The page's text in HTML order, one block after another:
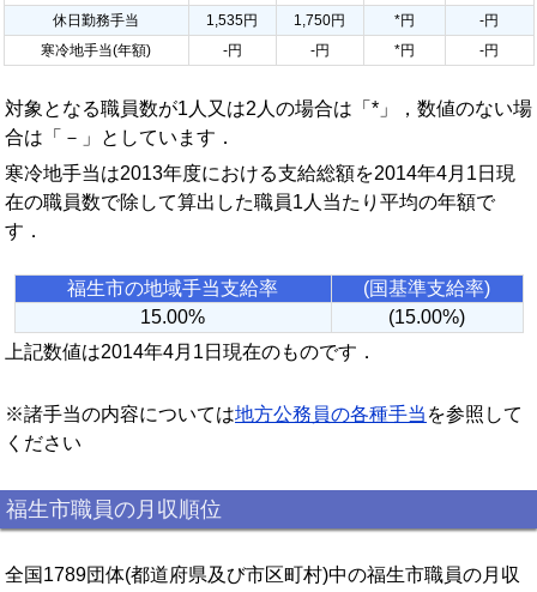
休日勤務手当
1,535円 1,750円 *円
-円
寒冷地手当(年額)
-円 -円 *円 -円
対象となる職員数が1人又は2人の場合は「*」，数値のない場
合は「－」としています．
寒冷地手当は2013年度における支給総額を2014年4月1日現
在の職員数で除して算出した職員1人当たり平均の年額で
す．
福生市の地域手当支給率
(国基準支給率)
15.00%
(15.00%)
上記数値は2014年4月1日現在のものです．
※諸手当の内容については地方公務員の各種手当 を参照して
ください
福生市職員の月収順位
全国1789団体(都道府県及び市区町村)中の福生市職員の月収